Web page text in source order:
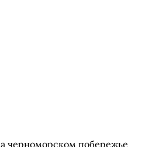
черноморском побережье